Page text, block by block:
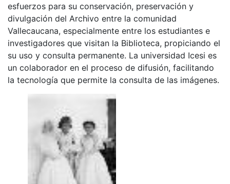
esfuerzos para su conservación, preservación y
divulgación del Archivo entre la comunidad
Vallecaucana, especialmente entre los estudiantes e
investigadores que visitan la Biblioteca, propiciando el
su uso y consulta permanente. La universidad Icesi es
un colaborador en el proceso de difusión, facilitando
la tecnología que permite la consulta de las imágenes.